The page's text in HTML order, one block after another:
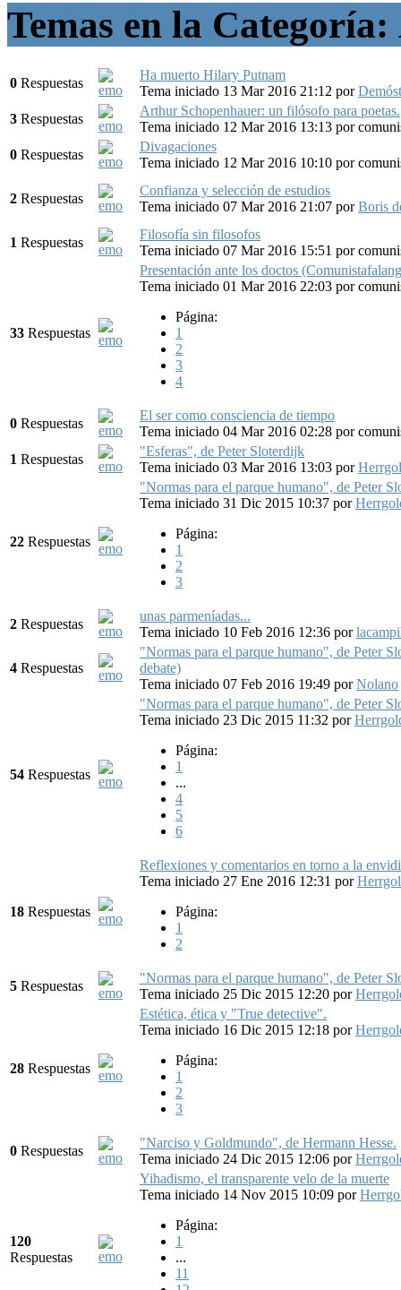
Temas en la
0 Respuestas
Ha muerto Hilary Putnam
Tema iniciado 13 Mar 2016 21:12 por
3 Respuestas
Arthur Schopenhauer: un filósofo para poetas.
Tema iniciado 12 Mar 2016 13:13 por
0 Respuestas
Divagaciones
Tema iniciado 12 Mar 2016 10:10 por
2 Respuestas
Confianza y selección de estudios
Tema iniciado 07 Mar 2016 21:07 porBoris
1 Respuestas
Filosofía sin filosofos
Tema iniciado 07 Mar 2016 15:51 por
33 Respuestas
Presentación ante los doctos
Tema iniciado 01 Mar 2016 22:03 por
Página:
1
2
3
4
0 Respuestas
El ser como consciencia de tiempo
Tema iniciado 04 Mar 2016 02:28 por
1 Respuestas
"Esferas", de Peter Sloterdijk
Tema iniciado 03 Mar 2016 13:03 por
22 Respuestas
"Normas para el parque humano", de Peter
Tema iniciado 31 Dic 2015 10:37 por
Página:
1
2
3
2 Respuestas
unas parmeníadas...
Tema iniciado 10 Feb 2016 12:36 por
4 Respuestas
"Normas para el parque humano", de Peter
debate)
Tema iniciado 07 Feb 2016 19:49 porNolano
54 Respuestas
"Normas para el parque humano", de Peter
Tema iniciado 23 Dic 2015 11:32 por
Página:
1
...
4
5
6
18 Respuestas
Reflexiones y comentarios en torno a la
Tema iniciado 27 Ene 2016 12:31 por
Página:
1
2
5 Respuestas
"Normas para el parque humano", de Peter
Tema iniciado 25 Dic 2015 12:20 por
28 Respuestas
Estética, ética y "True detective".
Tema iniciado 16 Dic 2015 12:18 por
Página:
1
2
3
0 Respuestas
"Narciso y Goldmundo", de Hermann Hesse.
Tema iniciado 24 Dic 2015 12:06 por
120
Respuestas
Yihadismo, el transparente velo de la muerte
Tema iniciado 14 Nov 2015 10:09 por
Página:
1
...
11